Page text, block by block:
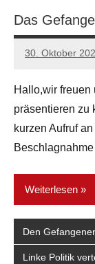
Das
30. Oktober
network
Hallo,wir freuen
präsentieren zu
kurzen Aufruf
Weiterlesen
Den
Linke Politik